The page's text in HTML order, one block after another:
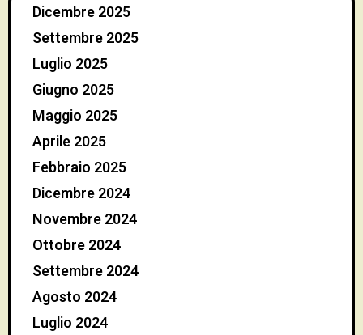
Dicembre 2025
Settembre 2025
Luglio 2025
Giugno 2025
Maggio 2025
Aprile 2025
Febbraio 2025
Dicembre 2024
Novembre 2024
Ottobre 2024
Settembre 2024
Agosto 2024
Luglio 2024